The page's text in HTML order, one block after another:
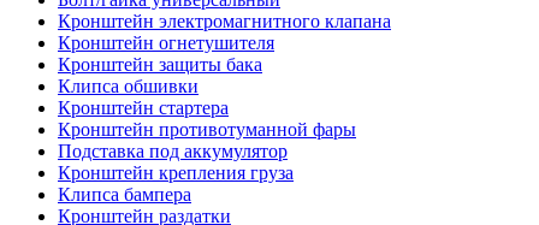
Кронштейн электромагнитного клапана
Кронштейн огнетушителя
Кронштейн защиты бака
Клипса обшивки
Кронштейн стартера
Кронштейн противотуманной фары
Подставка под аккумулятор
Кронштейн крепления груза
Клипса бампера
Кронштейн раздатки